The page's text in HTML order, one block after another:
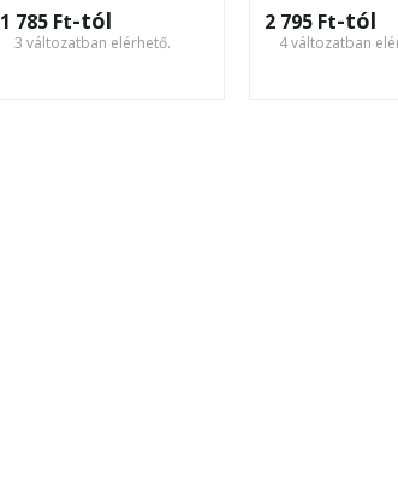
1 785 Ft‎-tól
3 változatban elérhető.
2 795 Ft‎-tól
4 változatban